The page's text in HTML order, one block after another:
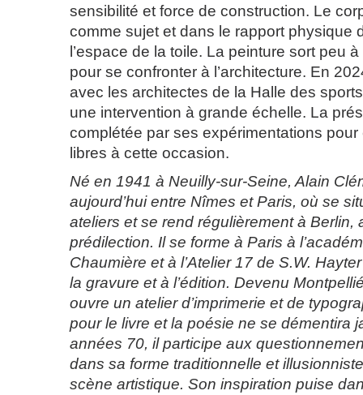
sensibilité et force de construction. Le
comme sujet et dans le rapport physique
l’espace de la toile. La peinture sort peu
pour se confronter à l’architecture. En
avec les architectes de la Halle des
une intervention à grande échelle. La
complétée par ses expérimentations pour
libres à cette occasion.
Né en 1941 à Neuilly-sur-Seine, Alain
aujourd’hui entre Nîmes et Paris, où se
ateliers et se rend régulièrement à Berlin,
prédilection. Il se forme à Paris à
Chaumière et à l’Atelier 17 de S.W.
la gravure et à l’édition. Devenu
ouvre un atelier d’imprimerie et de
pour le livre et la poésie ne se démentira
années 70, il participe aux
dans sa forme traditionnelle et
scène artistique. Son inspiration puise